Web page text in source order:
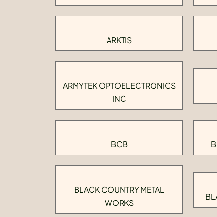
ARKTIS
ARMYTEK OPTOELECTRONICS
INC
BCB
BLACK COUNTRY METAL
WORKS